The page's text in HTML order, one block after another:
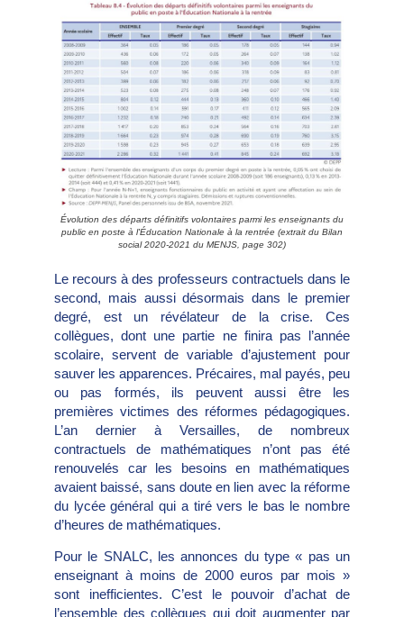
Évolution des départs définitifs volontaires parmi les enseignants du
public en poste à l'Éducation Nationale à la rentrée (extrait du Bilan
social 2020-2021 du MENJS, page 302)
Le recours à des professeurs contractuels dans le
second, mais aussi désormais dans le premier
degré, est un révélateur de la crise. Ces
collègues, dont une partie ne finira pas l’année
scolaire, servent de variable d’ajustement pour
sauver les apparences. Précaires, mal payés, peu
ou pas formés, ils peuvent aussi être les
premières victimes des réformes pédagogiques.
L’an dernier à Versailles, de nombreux
contractuels de mathématiques n’ont pas été
renouvelés car les besoins en mathématiques
avaient baissé, sans doute en lien avec la réforme
du lycée général qui a tiré vers le bas le nombre
d’heures de mathématiques.
Pour le SNALC, les annonces du type « pas un
enseignant à moins de 2000 euros par mois »
sont inefficientes. C’est le pouvoir d’achat de
l’ensemble des collègues qui doit augmenter par